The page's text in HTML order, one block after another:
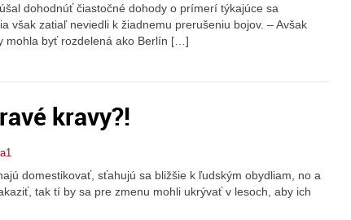
dohodnúť čiastočné dohody o prímerí týkajúce sa
však zatiaľ neviedli k žiadnemu prerušeniu bojov. – Avšak
mohla byť rozdelená ako Berlín […]
kravy?!
domestikovať, sťahujú sa bližšie k ľudským obydliam, no a
tak tí by sa pre zmenu mohli ukrývať v lesoch, aby ich